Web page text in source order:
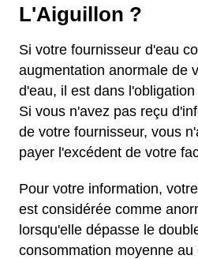
L'Aiguillon ?
Si votre fournisseur d'eau
augmentation anormale de
d'eau, il est dans
Si vous n'avez pas reçu
de votre fournisseur, vous
payer l'excédent de votre
Pour votre information,
est considérée comme
lorsqu'elle dépasse le
consommation moyenne